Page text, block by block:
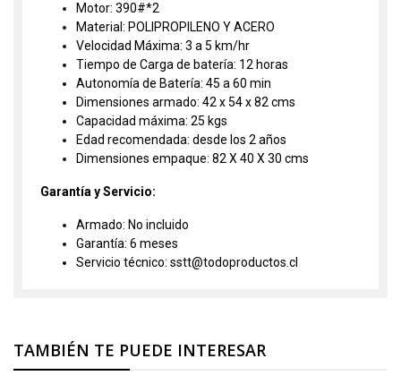
Motor: 390#*2
Material: POLIPROPILENO Y ACERO
Velocidad Máxima: 3 a 5 km/hr
Tiempo de Carga de batería: 12 horas
Autonomía de Batería: 45 a 60 min
Dimensiones armado: 42 x 54 x 82 cms
Capacidad máxima: 25 kgs
Edad recomendada: desde los 2 años
Dimensiones empaque: 82 X 40 X 30 cms
Garantía y Servicio:
Armado: No incluido
Garantía: 6 meses
Servicio técnico: sstt@todoproductos.cl
TAMBIÉN TE PUEDE INTERESAR